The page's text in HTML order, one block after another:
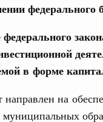
федерального
в форме
направлен на
июля, четверг